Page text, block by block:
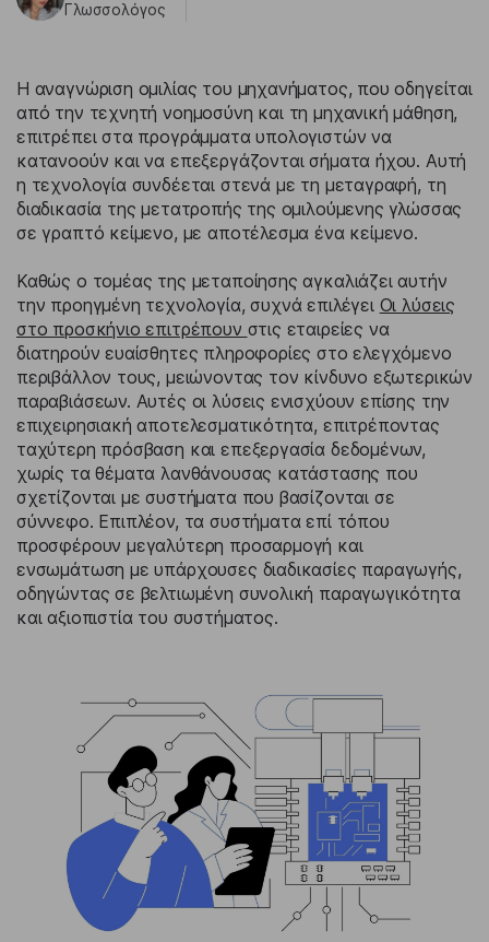
Γλωσσολόγος
Η αναγνώριση ομιλίας του μηχανήματος, που οδηγείται
από την τεχνητή νοημοσύνη και τη μηχανική μάθηση,
επιτρέπει στα προγράμματα υπολογιστών να
κατανοούν και να επεξεργάζονται σήματα ήχου. Αυτή
η τεχνολογία συνδέεται στενά με τη μεταγραφή, τη
διαδικασία της μετατροπής της ομιλούμενης γλώσσας
σε γραπτό κείμενο, με αποτέλεσμα ένα κείμενο.
Καθώς ο τομέας της μεταποίησης αγκαλιάζει αυτήν
την προηγμένη τεχνολογία, συχνά επιλέγει Οι λύσεις
στο προσκήνιο επιτρέπουν στις εταιρείες να
διατηρούν ευαίσθητες πληροφορίες στο ελεγχόμενο
περιβάλλον τους, μειώνοντας τον κίνδυνο εξωτερικών
παραβιάσεων. Αυτές οι λύσεις ενισχύουν επίσης την
επιχειρησιακή αποτελεσματικότητα, επιτρέποντας
ταχύτερη πρόσβαση και επεξεργασία δεδομένων,
χωρίς τα θέματα λανθάνουσας κατάστασης που
σχετίζονται με συστήματα που βασίζονται σε
σύννεφο. Επιπλέον, τα συστήματα επί τόπου
προσφέρουν μεγαλύτερη προσαρμογή και
ενσωμάτωση με υπάρχουσες διαδικασίες παραγωγής,
οδηγώντας σε βελτιωμένη συνολική παραγωγικότητα
και αξιοπιστία του συστήματος.